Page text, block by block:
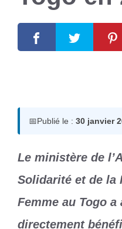
📅Publié le : 30 janvier
Le ministère de
Solidarité et de la
Femme au Togo
directement